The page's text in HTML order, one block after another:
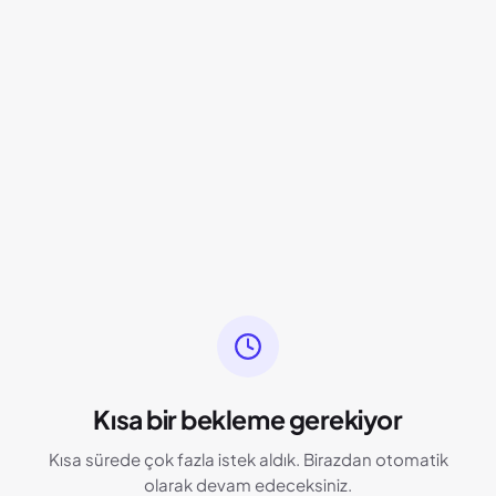
Kısa bir bekleme gerekiyor
Kısa sürede çok fazla istek aldık. Birazdan otomatik
olarak devam edeceksiniz.